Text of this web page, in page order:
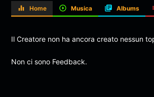
Home Musica Albums
Il Creatore non ha ancora creato nessun
Non ci sono Feedback.